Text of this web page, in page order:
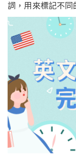
詞，用來標記不同